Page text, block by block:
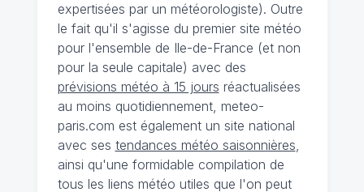
expertisées par un météorologiste). Outre
le fait qu'il s'agisse du premier site météo
pour l'ensemble de Ile-de-France (et non
pour la seule capitale) avec des
prévisions météo à 15 jours réactualisées
au moins quotidiennement, meteo-
paris.com est également un site national
avec ses tendances météo saisonnières,
ainsi qu'une formidable compilation de
tous les liens météo utiles que l'on peut